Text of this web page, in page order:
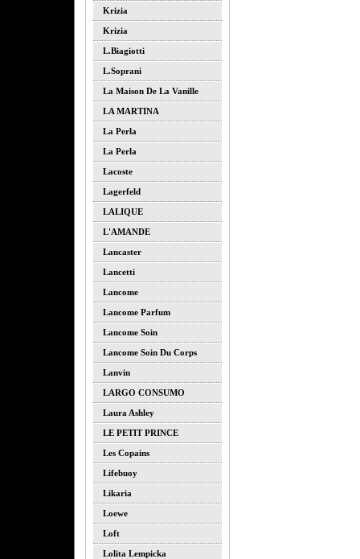
Krizia
Krizia
L.biagiotti
L.soprani
La Maison De La Vanille
LA MARTINA
La Perla
La Perla
Lacoste
Lagerfeld
LALIQUE
L'AMANDE
Lancaster
Lancetti
Lancome
Lancome Parfum
Lancome Soin
Lancome Soin Du Corps
Lanvin
LARGO CONSUMO
Laura Ashley
LE PETIT PRINCE
Les Copains
Lifebuoy
Likaria
Loewe
Loft
Lolita Lempicka